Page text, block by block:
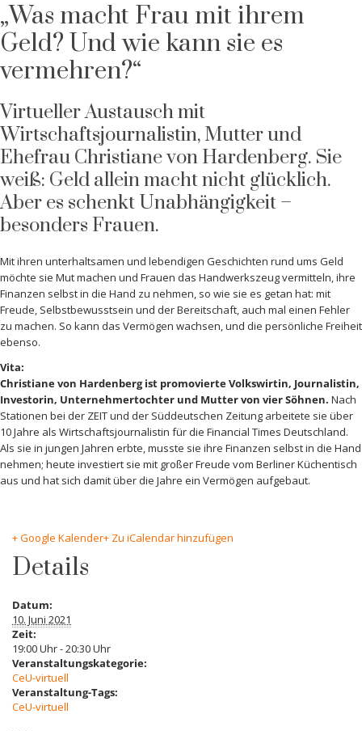
„Was macht Frau mit ihrem
Geld? Und wie kann sie es
vermehren?“
Virtueller Austausch mit
Wirtschaftsjournalistin, Mutter und
Ehefrau Christiane von Hardenberg. Sie
weiß: Geld allein macht nicht glücklich.
Aber es schenkt Unabhängigkeit –
besonders Frauen.
Mit ihren unterhaltsamen und lebendigen Geschichten rund ums Geld
möchte sie Mut machen und Frauen das Handwerkszeug vermitteln, ihre
Finanzen selbst in die Hand zu nehmen, so wie sie es getan hat: mit
Freude, Selbstbewusstsein und der Bereitschaft, auch mal einen Fehler
zu machen. So kann das Vermögen wachsen, und die persönliche Freiheit
ebenso.
Vita:
Christiane von Hardenberg ist promovierte Volkswirtin, Journalistin,
Investorin, Unternehmertochter und Mutter von vier Söhnen. Nach
Stationen bei der ZEIT und der Süddeutschen Zeitung arbeitete sie über
10 Jahre als Wirtschaftsjournalistin für die Financial Times Deutschland.
Als sie in jungen Jahren erbte, musste sie ihre Finanzen selbst in die Hand
nehmen; heute investiert sie mit großer Freude vom Berliner Küchentisch
aus und hat sich damit über die Jahre ein Vermögen aufgebaut.
+ Google Kalender+ Zu iCalendar hinzufügen
Details
Datum:
10. Juni 2021
Zeit:
19:00 Uhr - 20:30 Uhr
Veranstaltungskategorie:
CeU-virtuell
Veranstaltung-Tags:
CeU-virtuell